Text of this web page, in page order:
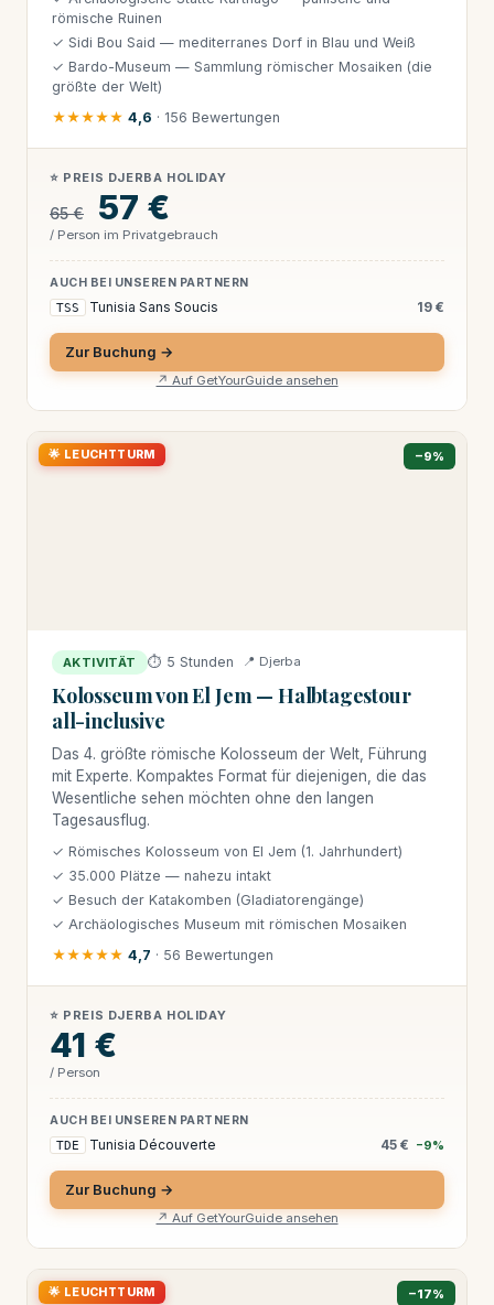
römische Ruinen
✓ Sidi Bou Said — mediterranes Dorf in Blau und Weiß
✓ Bardo-Museum — Sammlung römischer Mosaiken (die
größte der Welt)
★★★★★ 4,6 · 156 Bewertungen
⭐ PREIS DJERBA HOLIDAY
65 € 57 €
/ Person im Privatgebrauch
AUCH BEI UNSEREN PARTNERN
TSS Tunisia Sans Soucis 19 €
Zur Buchung →
↗ Auf GetYourGuide ansehen
🌟 LEUCHTTURM −9%
AKTIVITÄT ⏱ 5 Stunden 📍 Djerba
Kolosseum von El Jem — Halbtagestour
all-inclusive
Das 4. größte römische Kolosseum der Welt, Führung
mit Experte. Kompaktes Format für diejenigen, die das
Wesentliche sehen möchten ohne den langen
Tagesausflug.
✓ Römisches Kolosseum von El Jem (1. Jahrhundert)
✓ 35.000 Plätze — nahezu intakt
✓ Besuch der Katakomben (Gladiatorengänge)
✓ Archäologisches Museum mit römischen Mosaiken
★★★★★ 4,7 · 56 Bewertungen
⭐ PREIS DJERBA HOLIDAY
41 €
/ Person
AUCH BEI UNSEREN PARTNERN
TDE Tunisia Découverte 45 € −9%
Zur Buchung →
↗ Auf GetYourGuide ansehen
🌟 LEUCHTTURM −17%